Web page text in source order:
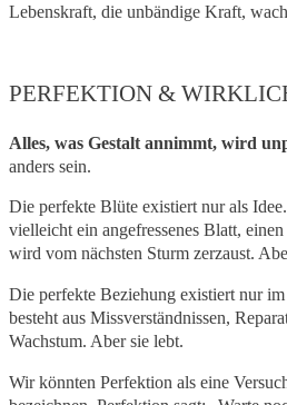
Lebenskraft, die unbändige Kraft,
PERFEKTION &
Alles, was Gestalt annimmt, wird
anders sein.
Die perfekte Blüte existiert nur als
vielleicht ein angefressenes Blatt,
wird vom nächsten Sturm zerzaust.
Die perfekte Beziehung existiert nur
besteht aus Missverständnissen,
Wachstum. Aber sie lebt.
Wir könnten Perfektion als eine